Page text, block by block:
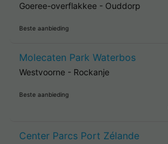
Goeree-overflakkee - Ouddorp
Beste aanbieding
Molecaten Park Waterbos
Westvoorne - Rockanje
Beste aanbieding
Center Parcs Port Zélande